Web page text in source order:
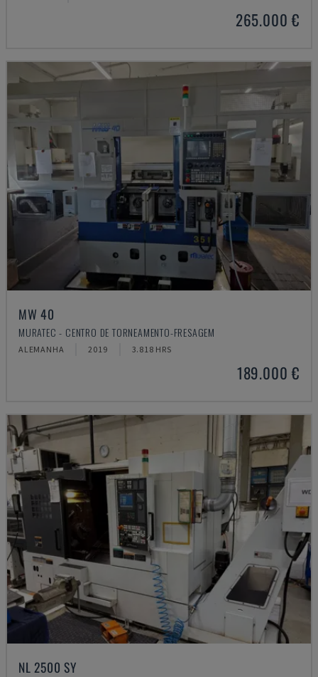
265.000 €
MW 40
MURATEC - CENTRO DE TORNEAMENTO-FRESAGEM
ALEMANHA 2019 3.818 HRS
189.000 €
NL 2500 SY